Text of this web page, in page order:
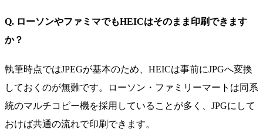
Q. ローソンやファミマでもHEICはそのまま印刷できます
か？
執筆時点ではJPEGが基本のため、HEICは事前にJPGへ変換
しておくのが無難です。ローソン・ファミリーマートは同系
統のマルチコピー機を採用していることが多く、JPGにして
おけば共通の流れで印刷できます。